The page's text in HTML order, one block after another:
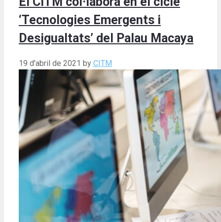
‘Tecnologies Emergents i
Desigualtats’ del Palau Macaya
19 d'abril de 2021 by CITM